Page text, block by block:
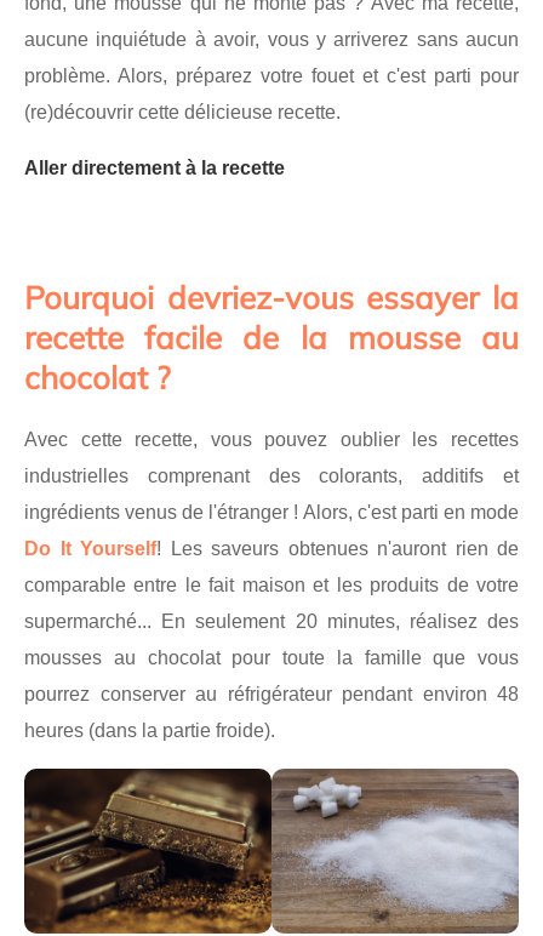
aucune inquiétude à avoir, vous y arriverez sans aucun
problème. Alors, préparez votre fouet et c'est parti pour
(re)découvrir cette délicieuse recette.
Aller directement à la recette
Pourquoi devriez-vous essayer la
recette facile de la mousse au
chocolat ?
Avec cette recette, vous pouvez oublier les recettes
industrielles comprenant des colorants, additifs et
ingrédients venus de l'étranger ! Alors, c'est parti en mode
Do It Yourself! Les saveurs obtenues n'auront rien de
comparable entre le fait maison et les produits de votre
supermarché... En seulement 20 minutes, réalisez des
mousses au chocolat pour toute la famille que vous
pourrez conserver au réfrigérateur pendant environ 48
heures (dans la partie froide).